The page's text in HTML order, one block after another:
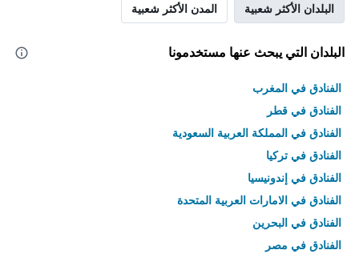
البلدان الأكثر شعبية المدن الأكثر شعبية
البلدان التي يبحث عنها مستخدمونا
الفنادق في المغرب
الفنادق في قطر
الفنادق في المملكة العربية السعودية
الفنادق في تركيا
الفنادق في إندونيسيا
الفنادق في الامارات العربية المتحدة
الفنادق في البحرين
الفنادق في مصر